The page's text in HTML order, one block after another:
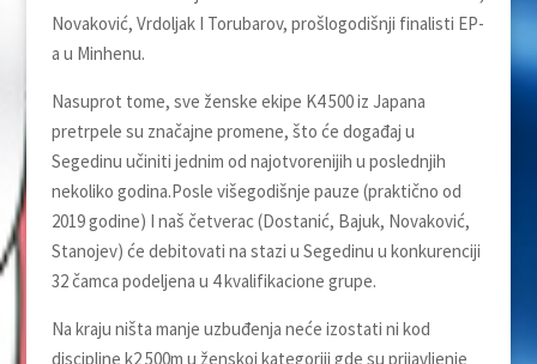
Novaković, Vrdoljak I Torubarov, prošlogodišnji finalisti EP-
a u Minhenu.
Nasuprot tome, sve ženske ekipe K4 500 iz Japana
pretrpele su značajne promene, što će događaj u
Segedinu učiniti jednim od najotvorenijih u poslednjih
nekoliko godina.Posle višegodišnje pauze (praktično od
2019 godine) I naš četverac (Dostanić, Bajuk, Novaković,
Stanojev) će debitovati na stazi u Segedinu u konkurenciji
32 čamca podeljena u 4 kvalifikacione grupe.
Na kraju ništa manje uzbuđenja neće izostati ni kod
discipline k2 500m u ženskoj kategoriji gde su prijavljenje